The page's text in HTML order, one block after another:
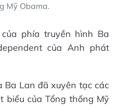
Mỹ Obama.
phía truyền hình Ba
của Anh phát
Ba Lan đã xuyên tạc các
biểu của Tổng thống Mỹ